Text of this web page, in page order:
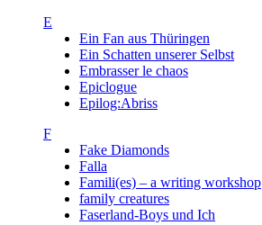
E
Ein Fan aus Thüringen
Ein Schatten unserer Selbst
Embrasser le chaos
Epiclogue
Epilog:Abriss
F
Fake Diamonds
Falla
Famili(es) – a writing workshop
family creatures
Faserland-Boys und Ich